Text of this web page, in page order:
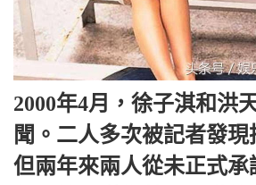
2000年4月，徐子淇和洪
聞。二人多次被記者發現
但兩年來兩人從未正式承